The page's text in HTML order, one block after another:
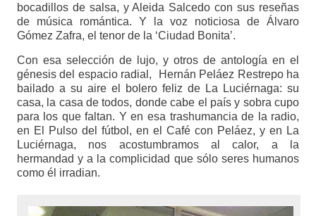
bocadillos de salsa, y Aleida Salcedo con sus reseñas
de música romántica. Y la voz noticiosa de Álvaro
Gómez Zafra, el tenor de la ‘Ciudad Bonita’.
Con esa selección de lujo, y otros de antología en el
génesis del espacio radial, Hernán Peláez Restrepo ha
bailado a su aire el bolero feliz de La Luciérnaga: su
casa, la casa de todos, donde cabe el país y sobra cupo
para los que faltan. Y en esa trashumancia de la radio,
en El Pulso del fútbol, en el Café con Peláez, y en La
Luciérnaga, nos acostumbramos al calor, a la
hermandad y a la complicidad que sólo seres humanos
como él irradian.